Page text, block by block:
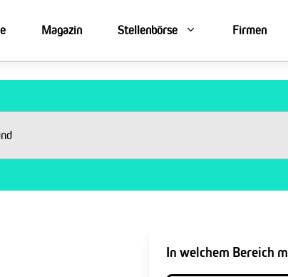
Magazin Stellenbörse Firmen
In welchem Bereich